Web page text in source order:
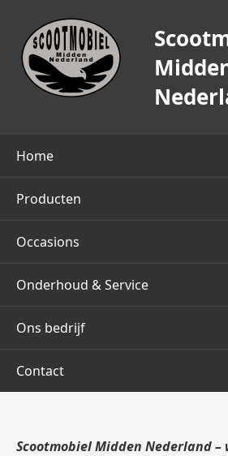
Home
Producten
Occasions
Onderhoud & Service
Ons bedrijf
Contact
Scootmobiel Midden Nederland